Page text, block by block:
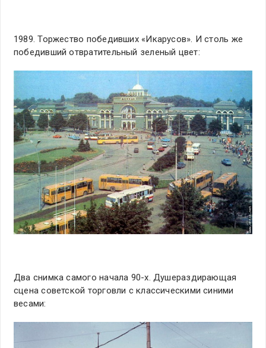
1989. Торжество победивших «Икарусов». И столь же
победивший отвратительный зеленый цвет:
Два снимка самого начала 90-х. Душераздирающая
сцена советской торговли с классическими синими
весами: